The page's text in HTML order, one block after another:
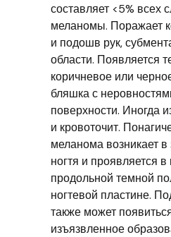
составляет <5% всех
меланомы. Поражает
и подошв рук,
области. Появляется
коричневое или
бляшка с
поверхности. Иногда
и кровоточит.
меланома возникает в
ногтя и проявляется в
продольной темной
ногтевой пластине.
также может
изъязвленное